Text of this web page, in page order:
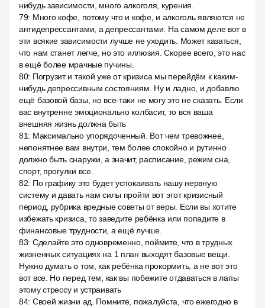
нибудь зависимости, много алкоголя, курения.
79: Много кофе, потому что и кофе, и алкоголь являются не
антидепрессантами, а депрессантами. На самом деле вот в
эти всякие зависимости лучше не уходить. Может казаться,
что нам станет легче, но это иллюзия. Скорее всего, это нас
в ещё более мрачные пучины.
80: Погрузит и такой уже от кризиса мы перейдём к каким-
нибудь депрессивным состояниям. Ну и ладно, и добавлю
ещё базовой базы, но все-таки не могу это не сказать. Если
вас внутренне эмоционально колбасит, то вся ваша
внешняя жизнь должна быть
81: Максимально упорядоченный. Вот чем тревожнее,
непонятнее вам внутри, тем более спокойно и рутинно
должно быть снаружи, а значит, расписание, режим сна,
спорт, прогулки все.
82: По графику это будет успокаивать нашу нервную
систему и давать нам силы пройти вот этот кризисный
период, рубрика вредные советы от веры. Если вы хотите
избежать кризиса, то заведите ребёнка или попадите в
финансовые трудности, а ещё лучше.
83: Сделайте это одновременно, поймите, что в трудных
жизненных ситуациях на 1 план выходят базовые вещи.
Нужно думать о том, как ребёнка прокормить, а не вот это
вот все. Но перед тем, как вы побежите отдаваться в лапы
этому стрессу и устраивать
84: Своей жизни ад. Помните, пожалуйста, что ежегодно в